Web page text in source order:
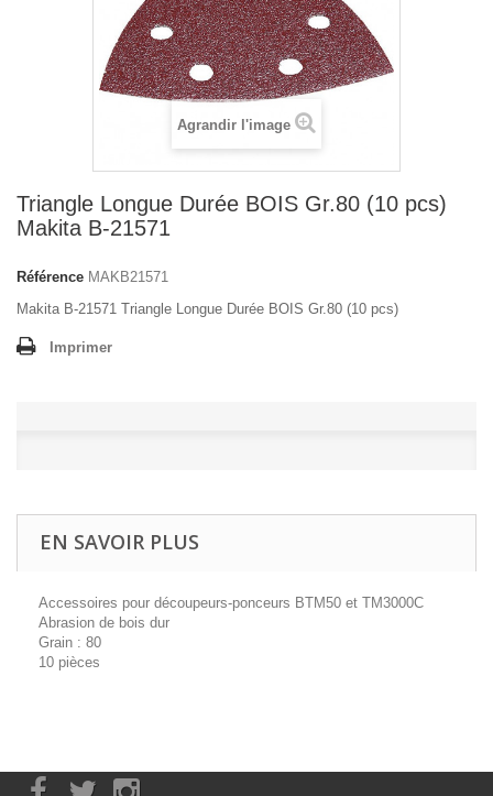
Agrandir l'image
Triangle Longue Durée BOIS Gr.80 (10 pcs)
Makita B-21571
Référence MAKB21571
Makita B-21571 Triangle Longue Durée BOIS Gr.80 (10 pcs)
Imprimer
EN SAVOIR PLUS
Accessoires pour découpeurs-ponceurs BTM50 et TM3000C
Abrasion de bois dur
Grain : 80
10 pièces